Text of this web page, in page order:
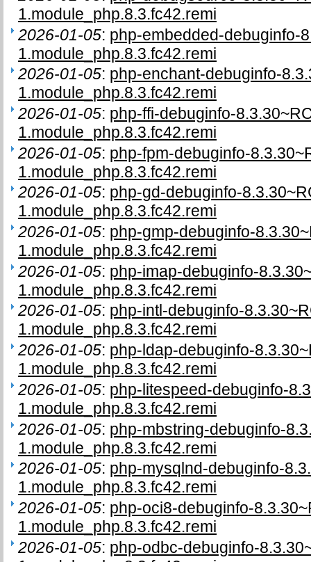
1.module_php.8.3.fc42.remi
2026-01-05: php-embedded-debuginfo-
1.module_php.8.3.fc42.remi
2026-01-05: php-enchant-debuginfo-
1.module_php.8.3.fc42.remi
2026-01-05: php-ffi-debuginfo-
1.module_php.8.3.fc42.remi
2026-01-05: php-fpm-debuginfo-
1.module_php.8.3.fc42.remi
2026-01-05: php-gd-debuginfo-
1.module_php.8.3.fc42.remi
2026-01-05: php-gmp-debuginfo-
1.module_php.8.3.fc42.remi
2026-01-05: php-imap-debuginfo-
1.module_php.8.3.fc42.remi
2026-01-05: php-intl-debuginfo-
1.module_php.8.3.fc42.remi
2026-01-05: php-ldap-debuginfo-
1.module_php.8.3.fc42.remi
2026-01-05: php-litespeed-debuginfo-
1.module_php.8.3.fc42.remi
2026-01-05: php-mbstring-debuginfo-
1.module_php.8.3.fc42.remi
2026-01-05: php-mysqlnd-debuginfo-
1.module_php.8.3.fc42.remi
2026-01-05: php-oci8-debuginfo-
1.module_php.8.3.fc42.remi
2026-01-05: php-odbc-debuginfo-